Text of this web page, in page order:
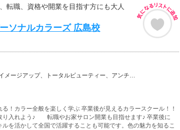
職、資格や開業を目指す方にも大人
ソナルカラーズ 広島校
タルビューティー、アンチエイジング、美容その他、セラピスト、カラーセラピー、アートセ…
！カラー全般を楽しく学ぶ 卒業後が見えるカラースクール！！
り入れよう♪ 転職やお家サロン開業も目指せます♪ 卒業後に
を活かして全国で活躍することも可能です。色の魅力を知るこ